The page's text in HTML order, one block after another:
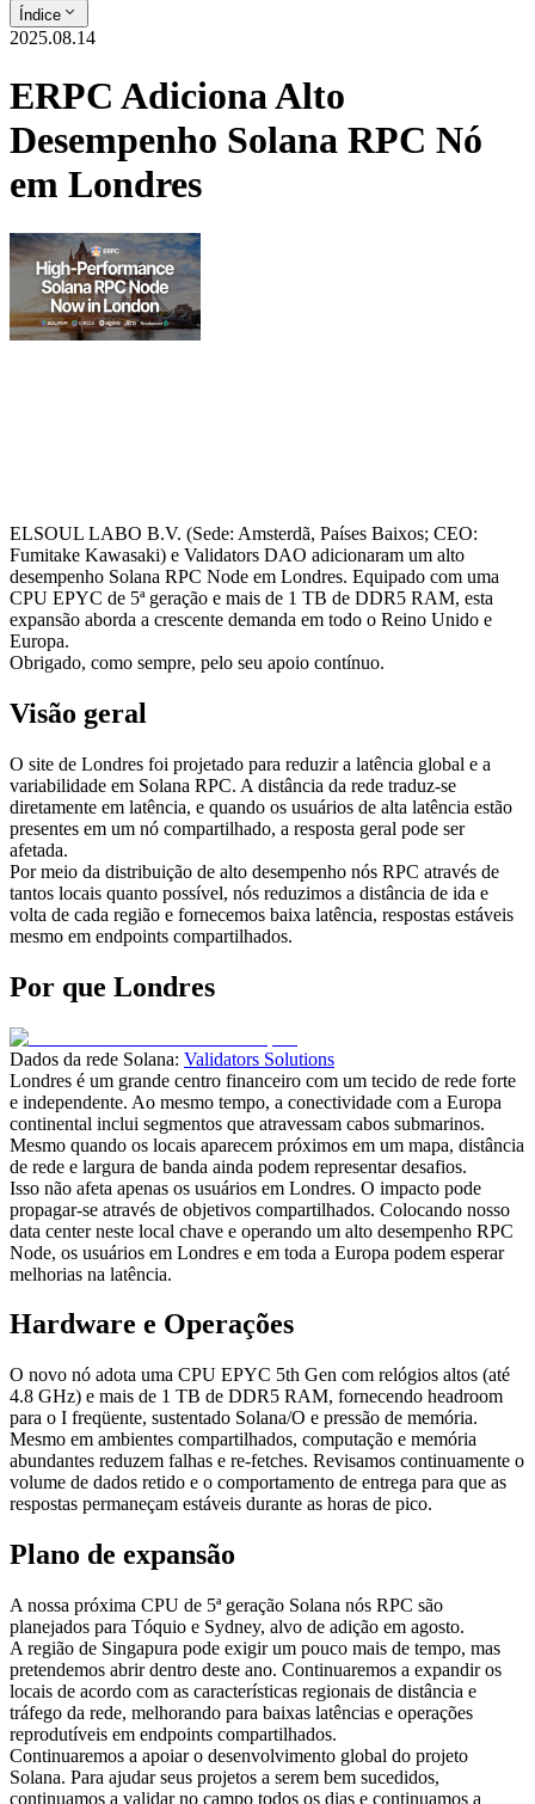
Índice
2025.08.14
ERPC Adiciona Alto
Desempenho Solana RPC Nó
em Londres
ELSOUL LABO B.V. (Sede: Amsterdã, Países Baixos; CEO:
Fumitake Kawasaki) e Validators DAO adicionaram um alto
desempenho Solana RPC Node em Londres. Equipado com uma
CPU EPYC de 5ª geração e mais de 1 TB de DDR5 RAM, esta
expansão aborda a crescente demanda em todo o Reino Unido e
Europa.
Obrigado, como sempre, pelo seu apoio contínuo.
Visão geral
O site de Londres foi projetado para reduzir a latência global e a
variabilidade em Solana RPC. A distância da rede traduz-se
diretamente em latência, e quando os usuários de alta latência estão
presentes em um nó compartilhado, a resposta geral pode ser
afetada.
Por meio da distribuição de alto desempenho nós RPC através de
tantos locais quanto possível, nós reduzimos a distância de ida e
volta de cada região e fornecemos baixa latência, respostas estáveis
mesmo em endpoints compartilhados.
Por que Londres
Dados da rede Solana: Validators Solutions
Londres é um grande centro financeiro com um tecido de rede forte
e independente. Ao mesmo tempo, a conectividade com a Europa
continental inclui segmentos que atravessam cabos submarinos.
Mesmo quando os locais aparecem próximos em um mapa, distância
de rede e largura de banda ainda podem representar desafios.
Isso não afeta apenas os usuários em Londres. O impacto pode
propagar-se através de objetivos compartilhados. Colocando nosso
data center neste local chave e operando um alto desempenho RPC
Node, os usuários em Londres e em toda a Europa podem esperar
melhorias na latência.
Hardware e Operações
O novo nó adota uma CPU EPYC 5th Gen com relógios altos (até
4.8 GHz) e mais de 1 TB de DDR5 RAM, fornecendo headroom
para o I freqüente, sustentado Solana/O e pressão de memória.
Mesmo em ambientes compartilhados, computação e memória
abundantes reduzem falhas e re-fetches. Revisamos continuamente o
volume de dados retido e o comportamento de entrega para que as
respostas permaneçam estáveis durante as horas de pico.
Plano de expansão
A nossa próxima CPU de 5ª geração Solana nós RPC são
planejados para Tóquio e Sydney, alvo de adição em agosto.
A região de Singapura pode exigir um pouco mais de tempo, mas
pretendemos abrir dentro deste ano. Continuaremos a expandir os
locais de acordo com as características regionais de distância e
tráfego da rede, melhorando para baixas latências e operações
reprodutíveis em endpoints compartilhados.
Continuaremos a apoiar o desenvolvimento global do projeto
Solana. Para ajudar seus projetos a serem bem sucedidos,
continuamos a validar no campo todos os dias e continuamos a